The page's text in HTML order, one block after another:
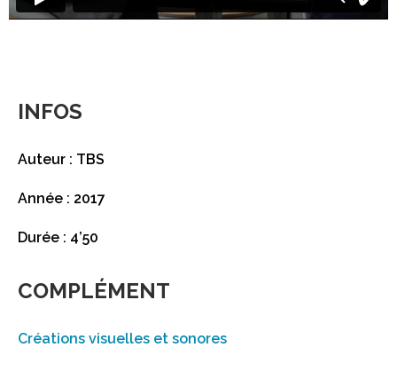
INFOS
Auteur : TBS
Année : 2017
Durée : 4’50
COMPLÉMENT
Créations visuelles et sonores